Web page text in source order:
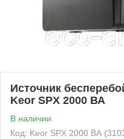
Источник
Keor SPX 2000 ВА
В наличии
Код: Keor SPX 2000 ВА